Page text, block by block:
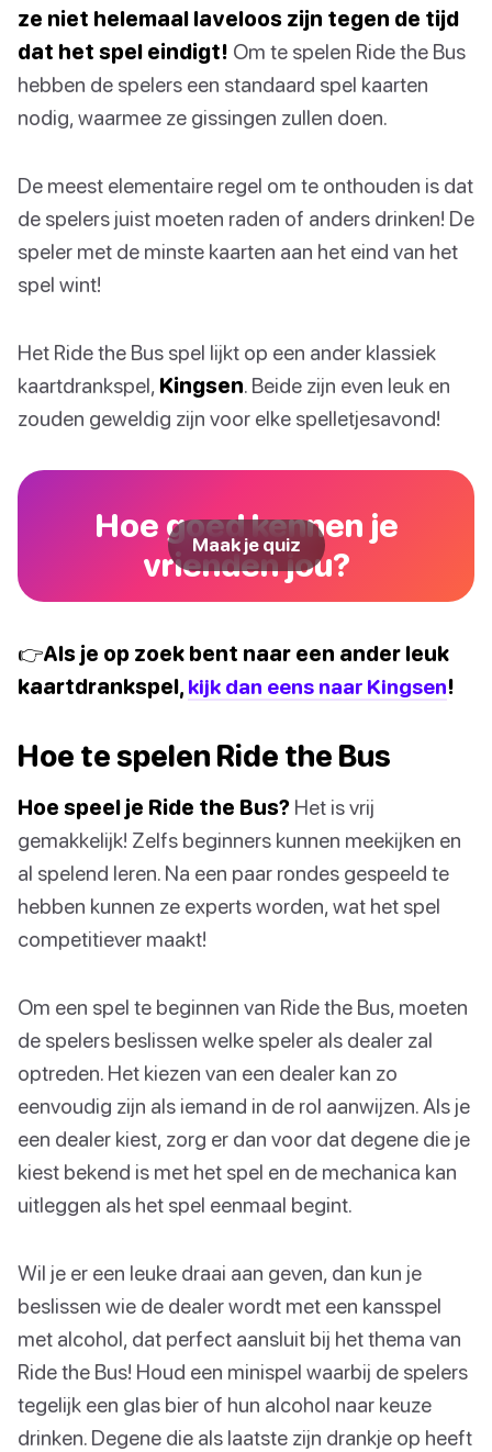
ze niet helemaal laveloos zijn tegen de tijd
dat het spel eindigt! Om te spelen Ride the Bus
hebben de spelers een standaard spel kaarten
nodig, waarmee ze gissingen zullen doen.
De meest elementaire regel om te onthouden is dat
de spelers juist moeten raden of anders drinken! De
speler met de minste kaarten aan het eind van het
spel wint!
Het Ride the Bus spel lijkt op een ander klassiek
kaartdrankspel, Kingsen. Beide zijn even leuk en
zouden geweldig zijn voor elke spelletjesavond!
Hoe goed kennen je
vrienden jou?
Maak je quiz
👉Als je op zoek bent naar een ander leuk
kaartdrankspel, kijk dan eens naar Kingsen!
Hoe te spelen Ride the Bus
Hoe speel je Ride the Bus? Het is vrij
gemakkelijk! Zelfs beginners kunnen meekijken en
al spelend leren. Na een paar rondes gespeeld te
hebben kunnen ze experts worden, wat het spel
competitiever maakt!
Om een spel te beginnen van Ride the Bus, moeten
de spelers beslissen welke speler als dealer zal
optreden. Het kiezen van een dealer kan zo
eenvoudig zijn als iemand in de rol aanwijzen. Als je
een dealer kiest, zorg er dan voor dat degene die je
kiest bekend is met het spel en de mechanica kan
uitleggen als het spel eenmaal begint.
Wil je er een leuke draai aan geven, dan kun je
beslissen wie de dealer wordt met een kansspel
met alcohol, dat perfect aansluit bij het thema van
Ride the Bus! Houd een minispel waarbij de spelers
tegelijk een glas bier of hun alcohol naar keuze
drinken. Degene die als laatste zijn drankje op heeft